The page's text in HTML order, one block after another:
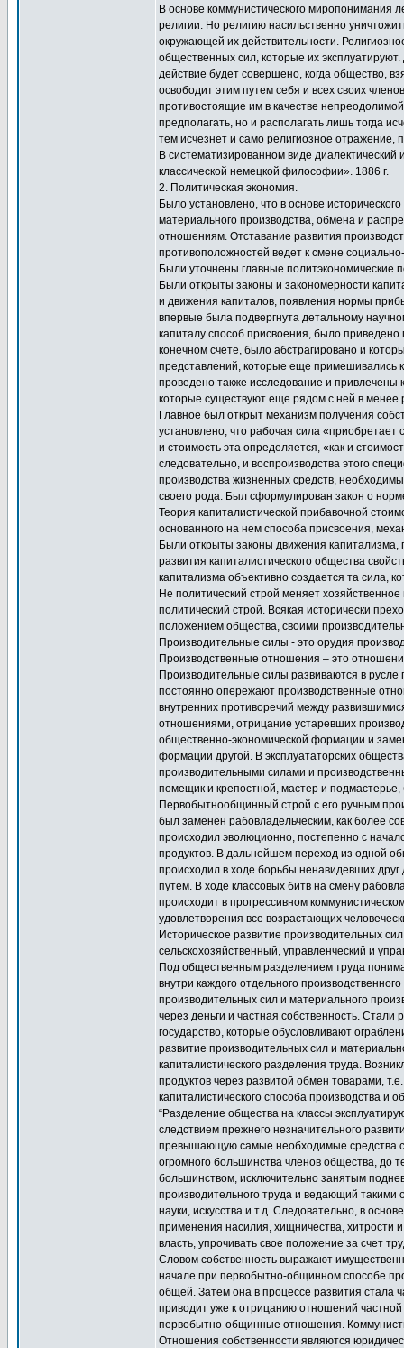
В основе коммунистического миропонимания
религии. Но религию насильственно
окружающей их действительности.
общественных сил, которые их
действие будет совершено, когда общество,
освободит этим путем себя и всех своих
противостоящие им в качестве
предполагать, но и располагать лишь тогда
тем исчезнет и само религиозное отражение,
В систематизированном виде
классической немецкой философии». 1886 г.
2. Политическая экономия.
Было установлено, что в основе
материального производства, обмена и
отношениям. Отставание развития
противоположностей ведет к смене
Были уточнены главные политэкономические
Были открыты законы и закономерности
и движения капиталов, появления нормы
впервые была подвергнута детальному
капиталу способ присвоения, было приведено
конечном счете, было абстрагировано и
представлений, которые еще примешивались
проведено также исследование и
которые существуют еще рядом с ней в менее
Главное был открыт механизм получения
установлено, что рабочая сила «приобретает
и стоимость эта определяется, «как и
следовательно, и воспроизводства этого
производства жизненных средств,
своего рода. Был сформулирован закон о
Теория капиталистической прибавочной
основанного на нем способа присвоения,
Были открыты законы движения капитализма,
развития капиталистического общества
капитализма объективно создается та сила,
Не политический строй меняет
политический строй. Всякая исторически
положением общества, своими
Производительные силы - это орудия
Производственные отношения – это
Производительные силы развиваются в
постоянно опережают производственные
внутренних противоречий между
отношениями, отрицание устаревших
общественно-экономической формации и
формации другой. В эксплуататорских
производительными силами и
помещик и крепостной, мастер и
Первобытнообщинный строй с его ручным
был заменен рабовладельческим, как более
происходил эволюционно, постепенно с
продуктов. В дальнейшем переход из одной
происходил в ходе борьбы ненавидевших
путем. В ходе классовых битв на смену
происходит в прогрессивном
удовлетворения все возрастающих
Историческое развитие производительных
сельскохозяйственный, управленческий и
Под общественным разделением труда
внутри каждого отдельного
производительных сил и материального
через деньги и частная собственность. Стали
государство, которые обусловливают
развитие производительных сил и
капиталистического разделения труда.
продуктов через развитой обмен товарами,
капиталистического способа производства и
“Разделение общества на классы
следствием прежнего незначительного
превышающую самые необходимые средства
огромного большинства членов общества, до
большинством, исключительно занятым
производительного труда и ведающий
науки, искусства и т.д. Следовательно, в
применения насилия, хищничества, хитрости
власть, упрочивать свое положение за счет
Словом собственность выражают
начале при первобытно-общинном способе
общей. Затем она в процессе развития стала
приводит уже к отрицанию отношений
первобытно-общинные отношения.
Отношения собственности являются